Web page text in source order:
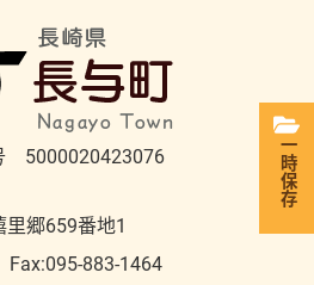
5000020423076
郷659番地1
Fax:095-883-1464
一時保存